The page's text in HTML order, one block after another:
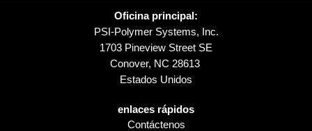
Oficina principal:
PSI-Polymer Systems, Inc.
1703 Pineview Street SE
Conover, NC 28613
Estados Unidos
enlaces rápidos
Contáctenos